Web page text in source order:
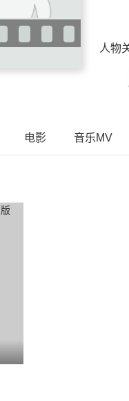
人物
电影 音乐MV